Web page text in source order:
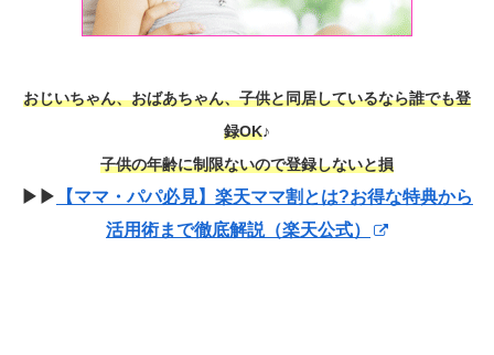
おじいちゃん、おばあちゃん、子供と同居しているなら誰でも登
録OK♪
子供の年齢に制限ないので登録しないと損
▶▶
【ママ・パパ必見】楽天ママ割とは?お得な特典から
活用術まで徹底解説（楽天公式）